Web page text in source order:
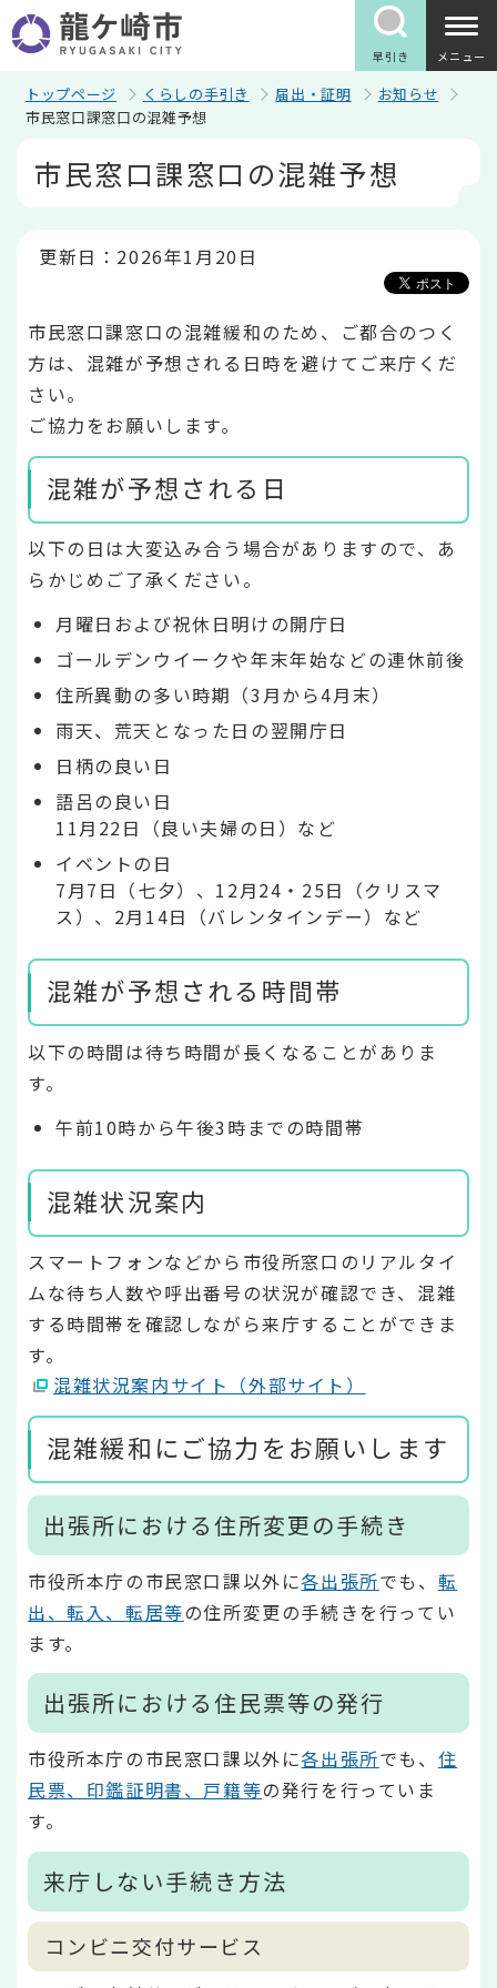
の
ペ
早引き メニュー
トップページ くらしの手引き 届出・証明
お知らせ
市民窓口課窓口の混雑予想
市民窓口課窓口の混雑予想
更新日：2026年1月20日
市民窓口課窓口の混雑緩和のため、ご都合のつく
方は、混雑が予想される日時を避けてご来庁くだ
さい。
ご協力をお願いします。
混雑が予想される日
以下の日は大変込み合う場合がありますので、あ
らかじめご了承ください。
月曜日および祝休日明けの開庁日
ゴールデンウイークや年末年始などの連休前後
住所異動の多い時期（3月から4月末）
雨天、荒天となった日の翌開庁日
日柄の良い日
語呂の良い日
11月22日（良い夫婦の日）など
イベントの日
7月7日（七夕）、12月24・25日（クリスマ
ス）、2月14日（バレンタインデー）など
混雑が予想される時間帯
以下の時間は待ち時間が長くなることがありま
す。
午前10時から午後3時までの時間帯
混雑状況案内
スマートフォンなどから市役所窓口のリアルタイ
ムな待ち人数や呼出番号の状況が確認でき、混雑
する時間帯を確認しながら来庁することができま
す。
混雑状況案内サイト（外部サイト）
混雑緩和にご協力をお願いします
出張所における住所変更の手続き
市役所本庁の市民窓口課以外に各出張所でも、 転
出、転入、転居等の住所変更の手続きを行ってい
ます。
出張所における住民票等の発行
市役所本庁の市民窓口課以外に各出張所でも、 住
民票、印鑑証明書、戸籍等の発行を行っていま
す。
来庁しない手続き方法
コンビニ交付サービス